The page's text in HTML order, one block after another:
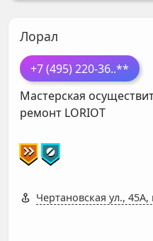
Лорал
+7 (495) 220-36..**
Мастерская
ремонт LORIOT
Чертановская ул., 45А,